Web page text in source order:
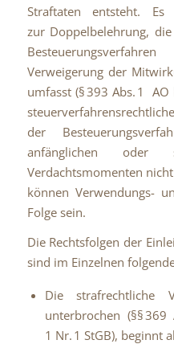
Straftaten entsteht.
zur Doppelbelehrung,
Verweigerung der
umfasst (§ 393 Abs. 1 AO
der
anfänglichen oder
Verdachtsmomenten
können Verwendungs-
Folge sein.
Die Rechtsfolgen der
sind im Einzelnen
Die strafrechtliche
unterbrochen (§§
1 Nr. 1 StGB), beginnt